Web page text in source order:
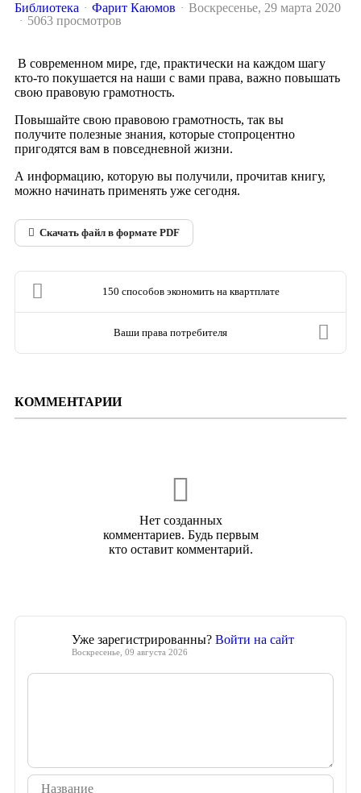
Библиотека Фарит Каюмов
Воскресенье, 29 марта 2020
5063 просмотров
В современном мире, где, практически на каждом шагу
кто-то покушается на наши с вами права, важно повышать
свою правовую грамотность.
Повышайте свою правовою грамотность, так вы
получите полезные знания, которые стопроцентно
пригодятся вам в повседневной жизни.
А информацию, которую вы получили, прочитав книгу,
можно начинать применять уже сегодня.
Скачать файл в формате PDF
150 способов экономить на квартплате
Ваши права потребителя
КОММЕНТАРИИ
Нет созданных
комментариев. Будь первым
кто оставит комментарий.
Уже зарегистрированны? Войти на сайт
Воскресенье, 09 августа 2026